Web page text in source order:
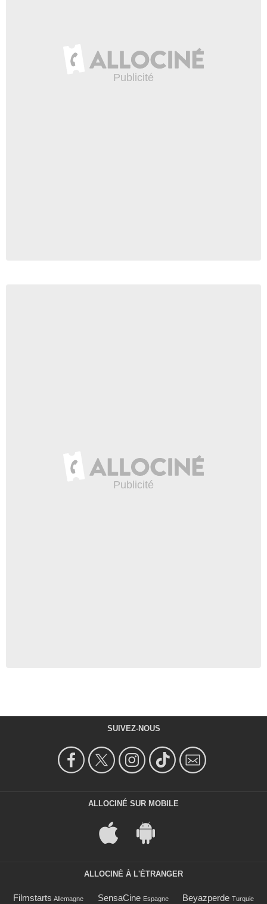
SUIVEZ-NOUS
ALLOCINÉ SUR MOBILE
ALLOCINÉ À L'ÉTRANGER
Filmstarts Allemagne SensaCine Espagne Beyazperde Turquie